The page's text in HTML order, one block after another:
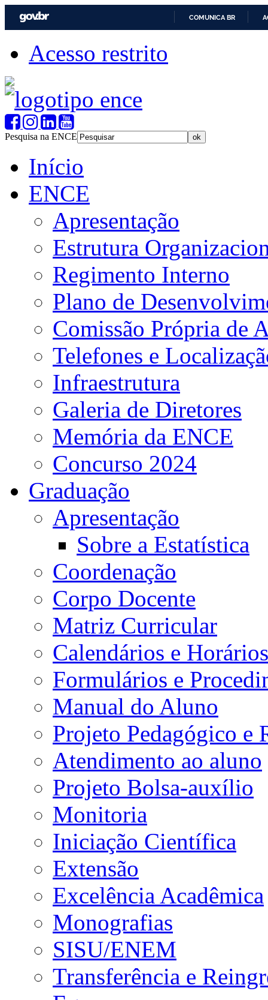
COMUNICA BR
Acesso restrito
Pesquisa na ENCE
Início
ENCE
Apresentação
Estrutura
Regimento Interno
Plano de
Comissão Própria de
Telefones e
Infraestrutura
Galeria de Diretores
Memória da ENCE
Concurso 2024
Graduação
Apresentação
Sobre a Estatística
Coordenação
Corpo Docente
Matriz Curricular
Calendários e Horários
Formulários e
Manual do Aluno
Projeto Pedagógico e
Atendimento ao aluno
Projeto Bolsa-auxílio
Monitoria
Iniciação Científica
Extensão
Excelência Acadêmica
Monografias
SISU/ENEM
Transferência e